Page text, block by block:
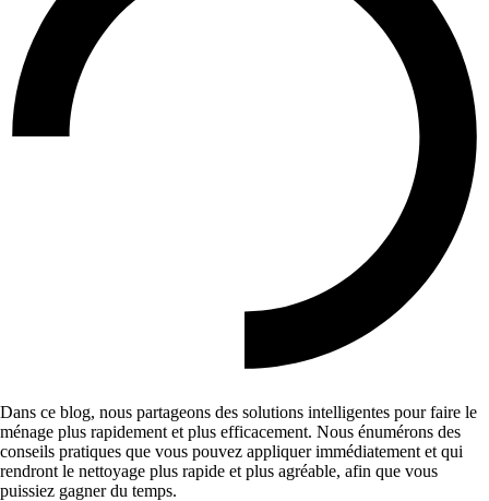
Dans ce blog, nous partageons des solutions intelligentes pour faire le
ménage plus rapidement et plus efficacement. Nous énumérons des
conseils pratiques que vous pouvez appliquer immédiatement et qui
rendront le nettoyage plus rapide et plus agréable, afin que vous
puissiez gagner du temps.